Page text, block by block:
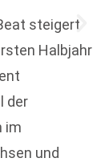
steigert
Halbjahr
der
im
und